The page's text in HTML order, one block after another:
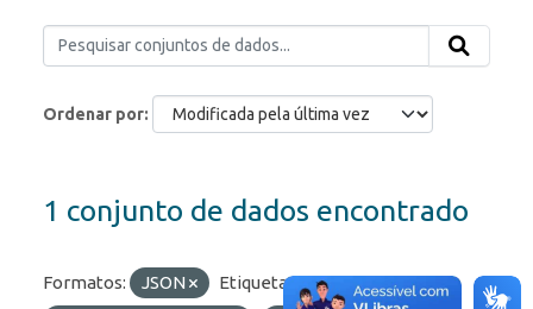
Ordenar por
1 conjunto de dados encontrado
Formatos: JSON
Etiquetas: